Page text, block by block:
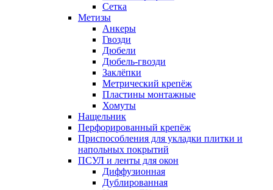
Сетка
Метизы
Анкеры
Гвозди
Дюбели
Дюбель-гвозди
Заклёпки
Метрический крепёж
Пластины монтажные
Хомуты
Нащельник
Перфорированный крепёж
Приспособления для укладки плитки и
напольных покрытий
ПСУЛ и ленты для окон
Диффузионная
Дублированная